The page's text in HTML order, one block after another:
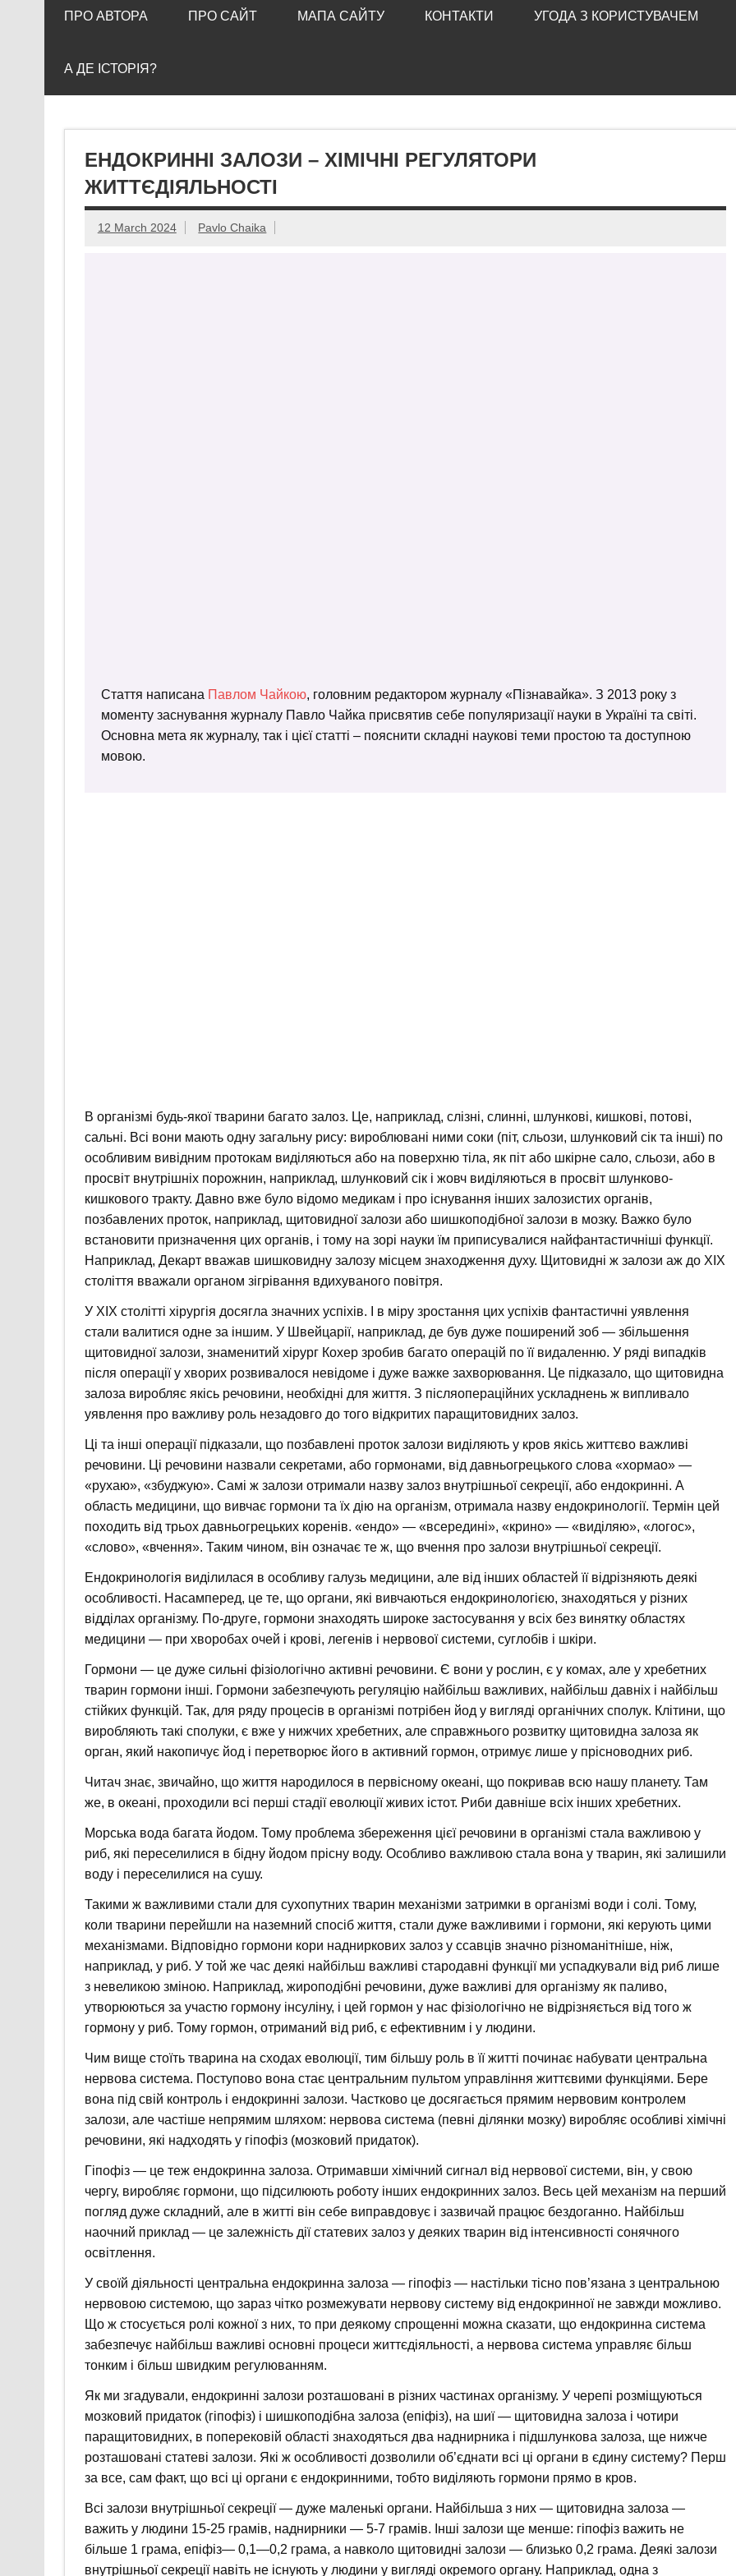
ПРО АВТОРА ПРО САЙТ МАПА САЙТУ КОНТАКТИ УГОДА З КОРИСТУВАЧЕМ
А ДЕ ІСТОРІЯ?
ЕНДОКРИННІ ЗАЛОЗИ – ХІМІЧНІ РЕГУЛЯТОРИ
ЖИТТЄДІЯЛЬНОСТІ
12 March 2024 Pavlo Chaika
Стаття написана Павлом Чайкою, головним редактором журналу «Пізнавайка». З 2013 року з
моменту заснування журналу Павло Чайка присвятив себе популяризації науки в Україні та світі.
Основна мета як журналу, так і цієї статті – пояснити складні наукові теми простою та доступною
мовою.
В організмі будь-якої тварини багато залоз. Це, наприклад, слізні, слинні, шлункові, кишкові, потові,
сальні. Всі вони мають одну загальну рису: вироблювані ними соки (піт, сльози, шлунковий сік та інші) по
особливим вивідним протокам виділяються або на поверхню тіла, як піт або шкірне сало, сльози, або в
просвіт внутрішніх порожнин, наприклад, шлунковий сік і жовч виділяються в просвіт шлунково-
кишкового тракту. Давно вже було відомо медикам і про існування інших залозистих органів,
позбавлених проток, наприклад, щитовидної залози або шишкоподібної залози в мозку. Важко було
встановити призначення цих органів, і тому на зорі науки їм приписувалися найфантастичніші функції.
Наприклад, Декарт вважав шишковидну залозу місцем знаходження духу. Щитовидні ж залози аж до XIX
століття вважали органом зігрівання вдихуваного повітря.
У XIX столітті хірургія досягла значних успіхів. І в міру зростання цих успіхів фантастичні уявлення
стали валитися одне за іншим. У Швейцарії, наприклад, де був дуже поширений зоб — збільшення
щитовидної залози, знаменитий хірург Кохер зробив багато операцій по її видаленню. У ряді випадків
після операції у хворих розвивалося невідоме і дуже важке захворювання. Це підказало, що щитовидна
залоза виробляє якісь речовини, необхідні для життя. З післяопераційних ускладнень ж випливало
уявлення про важливу роль незадовго до того відкритих паращитовидних залоз.
Ці та інші операції підказали, що позбавлені проток залози виділяють у кров якісь життєво важливі
речовини. Ці речовини назвали секретами, або гормонами, від давньогрецького слова «хормао» —
«рухаю», «збуджую». Самі ж залози отримали назву залоз внутрішньої секреції, або ендокринні. А
область медицини, що вивчає гормони та їх дію на організм, отримала назву ендокринології. Термін цей
походить від трьох давньогрецьких коренів. «ендо» — «всередині», «крино» — «виділяю», «логос»,
«слово», «вчення». Таким чином, він означає те ж, що вчення про залози внутрішньої секреції.
Ендокринологія виділилася в особливу галузь медицини, але від інших областей її відрізняють деякі
особливості. Насамперед, це те, що органи, які вивчаються ендокринологією, знаходяться у різних
відділах організму. По-друге, гормони знаходять широке застосування у всіх без винятку областях
медицини — при хворобах очей і крові, легенів і нервової системи, суглобів і шкіри.
Гормони — це дуже сильні фізіологічно активні речовини. Є вони у рослин, є у комах, але у хребетних
тварин гормони інші. Гормони забезпечують регуляцію найбільш важливих, найбільш давніх і найбільш
стійких функцій. Так, для ряду процесів в організмі потрібен йод у вигляді органічних сполук. Клітини, що
виробляють такі сполуки, є вже у нижчих хребетних, але справжнього розвитку щитовидна залоза як
орган, який накопичує йод і перетворює його в активний гормон, отримує лише у прісноводних риб.
Читач знає, звичайно, що життя народилося в первісному океані, що покривав всю нашу планету. Там
же, в океані, проходили всі перші стадії еволюції живих істот. Риби давніше всіх інших хребетних.
Морська вода багата йодом. Тому проблема збереження цієї речовини в організмі стала важливою у
риб, які переселилися в бідну йодом прісну воду. Особливо важливою стала вона у тварин, які залишили
воду і переселилися на сушу.
Такими ж важливими стали для сухопутних тварин механізми затримки в організмі води і солі. Тому,
коли тварини перейшли на наземний спосіб життя, стали дуже важливими і гормони, які керують цими
механізмами. Відповідно гормони кори надниркових залоз у ссавців значно різноманітніше, ніж,
наприклад, у риб. У той же час деякі найбільш важливі стародавні функції ми успадкували від риб лише
з невеликою зміною. Наприклад, жироподібні речовини, дуже важливі для організму як паливо,
утворюються за участю гормону інсуліну, і цей гормон у нас фізіологічно не відрізняється від того ж
гормону у риб. Тому гормон, отриманий від риб, є ефективним і у людини.
Чим вище стоїть тварина на сходах еволюції, тим більшу роль в її житті починає набувати центральна
нервова система. Поступово вона стає центральним пультом управління життєвими функціями. Бере
вона під свій контроль і ендокринні залози. Частково це досягається прямим нервовим контролем
залози, але частіше непрямим шляхом: нервова система (певні ділянки мозку) виробляє особливі хімічні
речовини, які надходять у гіпофіз (мозковий придаток).
Гіпофіз — це теж ендокринна залоза. Отримавши хімічний сигнал від нервової системи, він, у свою
чергу, виробляє гормони, що підсилюють роботу інших ендокринних залоз. Весь цей механізм на перший
погляд дуже складний, але в житті він себе виправдовує і зазвичай працює бездоганно. Найбільш
наочний приклад — це залежність дії статевих залоз у деяких тварин від інтенсивності сонячного
освітлення.
У своїй діяльності центральна ендокринна залоза — гіпофіз — настільки тісно пов’язана з центральною
нервовою системою, що зараз чітко розмежувати нервову систему від ендокринної не завжди можливо.
Що ж стосується ролі кожної з них, то при деякому спрощенні можна сказати, що ендокринна система
забезпечує найбільш важливі основні процеси життєдіяльності, а нервова система управляє більш
тонким і більш швидким регулюванням.
Як ми згадували, ендокринні залози розташовані в різних частинах організму. У черепі розміщуються
мозковий придаток (гіпофіз) і шишкоподібна залоза (епіфіз), на шиї — щитовидна залоза і чотири
паращитовидних, в поперековій області знаходяться два наднирника і підшлункова залоза, ще нижче
розташовані статеві залози. Які ж особливості дозволили об’єднати всі ці органи в єдину систему? Перш
за все, сам факт, що всі ці органи є ендокринними, тобто виділяють гормони прямо в кров.
Всі залози внутрішньої секреції — дуже маленькі органи. Найбільша з них — щитовидна залоза —
важить у людини 15-25 грамів, наднирники — 5-7 грамів. Інші залози ще менше: гіпофіз важить не
більше 1 грама, епіфіз— 0,1—0,2 грама, а навколо щитовидні залози — близько 0,2 грама. Деякі залози
внутрішньої секреції навіть не існують у людини у вигляді окремого органу. Наприклад, одна з